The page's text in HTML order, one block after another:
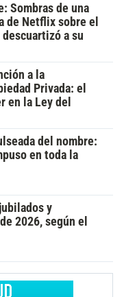
Sombras de una
de Netflix sobre el
a su
a la
Privada: el
en la Ley del
del nombre:
en toda la
y
2026, según el